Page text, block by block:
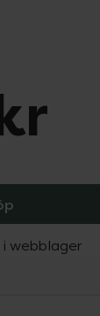
Australian
i webblager